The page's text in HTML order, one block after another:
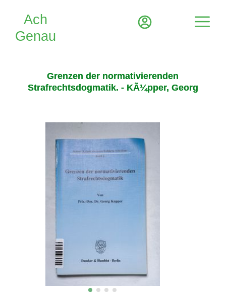
Grenzen der normativierenden
Strafrechtsdogmatik. - KÃ¼pper, Georg